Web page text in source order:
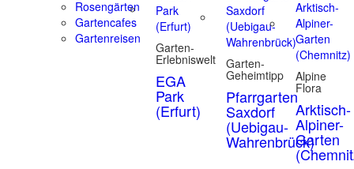
Rosengärten
Gartencafes
Gartenreisen
Garten-
Erlebniswelt
EGA
Park
(Erfurt)
Garten-
Geheimtipp
Pfarrgarten
Saxdorf
(Uebigau-
Wahrenbrück)
Alpine
Flora
Arktisch-
Alpiner-
Garten